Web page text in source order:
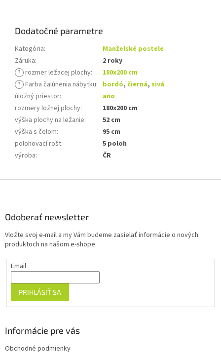
Dodatočné parametre
Kategória:
Manželské postele
Záruka:
2 roky
? rozmer ležacej plochy:
180x200 cm
? Farba čalúnenia nábytku: bordó, čierná, sivá
úložný priestor:
ano
rozmery ložnej plochy:
180x200 cm
výška plochy na ležanie:
52 cm
výška s čelom:
95 cm
polohovací rošt:
5 poloh
výroba: ČR
Odoberať newsletter
Vložte svoj e-mail a my Vám budeme zasielať informácie o nových
produktoch na našom e-shope.
Email
PRIHLÁSIŤ SA
Informácie pre vás
Obchodné podmienky